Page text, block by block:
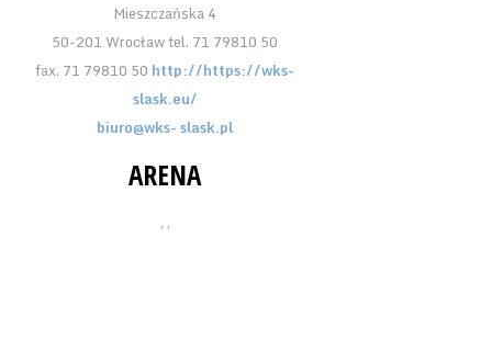
Mieszczańska 4
50-201 Wrocław tel. 71 79810 50
fax. 71 79810 50 http://https://wks-
slask.eu/
biuro@wks- slask.pl
ARENA
, ,